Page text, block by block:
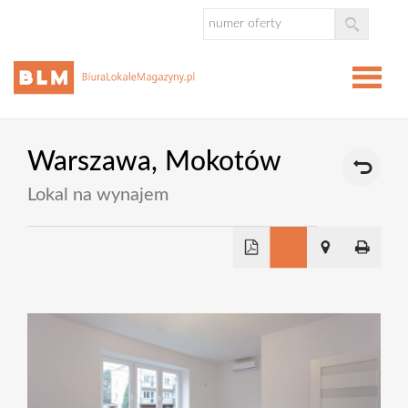
Warszawa, Mokotów
Lokal na wynajem